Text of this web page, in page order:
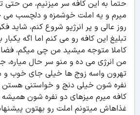
حتما به این کافه سر میزنیم، من حتی
میرم و یه املت خوشمزه و دلچسب می
روز عالی و پر انرژیو شروع کنم، شاید
تبلیغ این کافه رو می کنم اما اگه یکبار
کاملا متوجه میشید من چی میگم،
من انرژی می ده و منو سر حال میاره،
تهرون واسه زوج ها خیلی جای خوب و
نفره شون خیلی دنج و خواستنی هستن
کافه میرم میزهای دو نفره شون همیشه
غذاهاش میتونم املت رو بهتون